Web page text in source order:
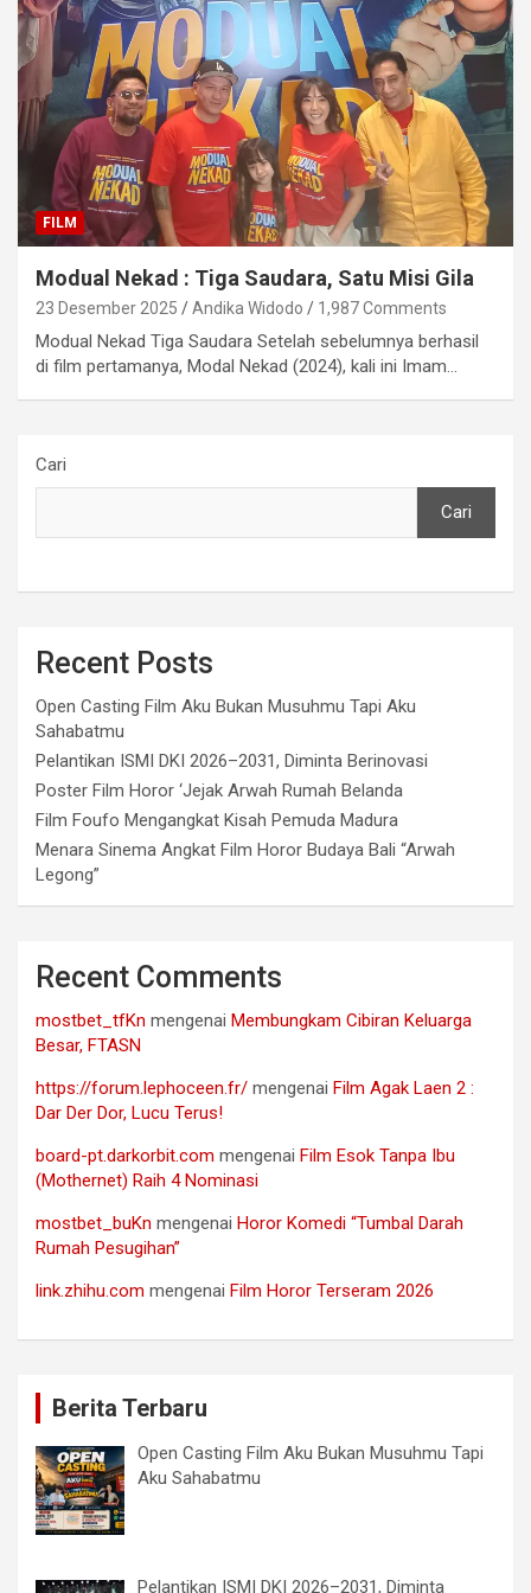
FILM
Modual Nekad : Tiga Saudara, Satu Misi Gila
23 Desember 2025 Andika Widodo 1,987 Comments
Modual Nekad Tiga Saudara Setelah sebelumnya berhasil
di film pertamanya, Modal Nekad (2024), kali ini Imam…
Cari
Cari
Recent Posts
Open Casting Film Aku Bukan Musuhmu Tapi Aku
Sahabatmu
Pelantikan ISMI DKI 2026–2031, Diminta Berinovasi
Poster Film Horor ‘Jejak Arwah Rumah Belanda
Film Foufo Mengangkat Kisah Pemuda Madura
Menara Sinema Angkat Film Horor Budaya Bali “Arwah
Legong”
Recent Comments
mostbet_tfKn mengenai Membungkam Cibiran Keluarga
Besar, FTASN
https://forum.lephoceen.fr/ mengenai Film Agak Laen 2 :
Dar Der Dor, Lucu Terus!
board-pt.darkorbit.com mengenai Film Esok Tanpa Ibu
(Mothernet) Raih 4 Nominasi
mostbet_buKn mengenai Horor Komedi “Tumbal Darah
Rumah Pesugihan”
link.zhihu.com mengenai Film Horor Terseram 2026
Berita Terbaru
Open Casting Film Aku Bukan Musuhmu Tapi
Aku Sahabatmu
Pelantikan ISMI DKI 2026–2031, Diminta